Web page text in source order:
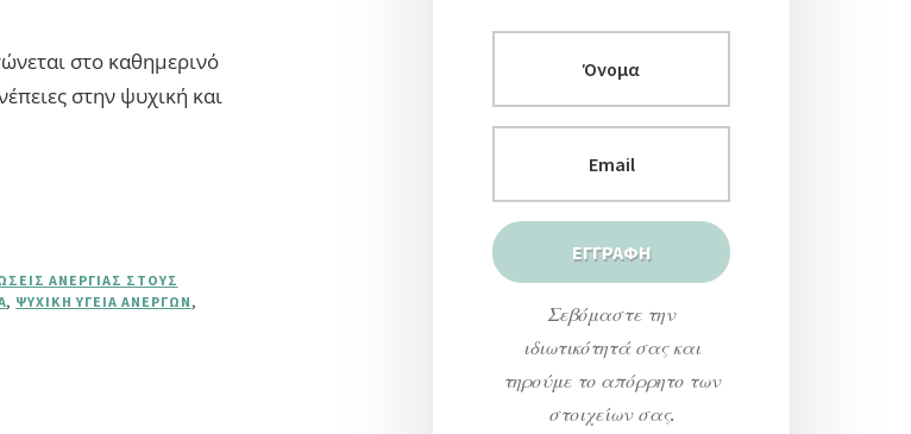
στο καθημερινό
στην ψυχική και
ΑΝΕΡΓΊΑΣ ΣΤΟΥΣ
, ΨΥΧΙΚΉ ΥΓΕΊΑ ΑΝΈΡΓΩΝ,
Σεβόμαστε την
ιδιωτικότητά σας και
τηρούμε το απόρρητο των
στοιχείων σας.